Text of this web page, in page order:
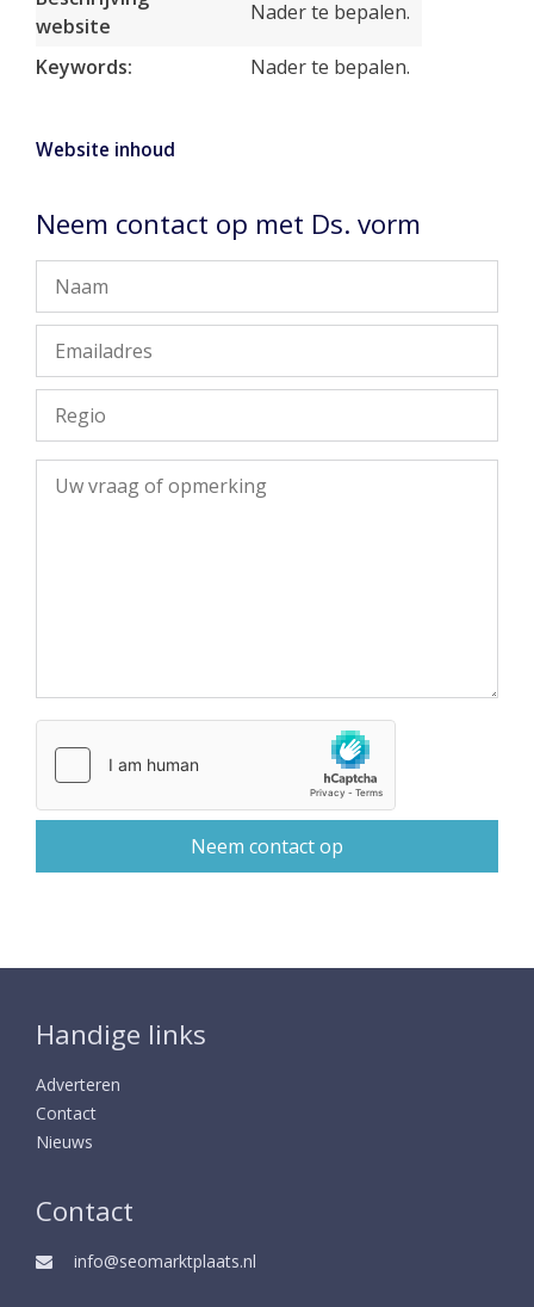
website
Nader te bepalen.
Keywords: Nader te bepalen.
Website inhoud
Neem contact op met Ds. vorm
Handige links
Adverteren
Contact
Nieuws
Contact
info@seomarktplaats.nl